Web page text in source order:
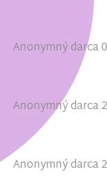
Anonymný darca
Anonymný darca
Anonymný darca